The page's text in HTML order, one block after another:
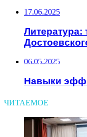
17.06.2025
Литература:
06.05.2025
Навыки
ЧИТАЕМОЕ